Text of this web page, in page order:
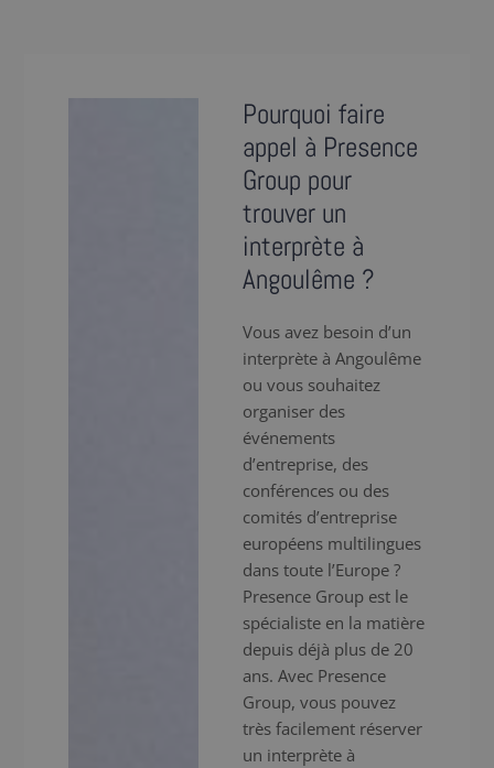
Pourquoi faire
appel à Presence
Group pour
trouver un
interprète à
Angoulême ?
Vous avez besoin d’un
interprète à Angoulême
ou vous souhaitez
organiser des
événements
d’entreprise, des
conférences ou des
comités d’entreprise
européens multilingues
dans toute l’Europe ?
Presence Group est le
spécialiste en la matière
depuis déjà plus de 20
ans. Avec Presence
Group, vous pouvez
très facilement réserver
un interprète à